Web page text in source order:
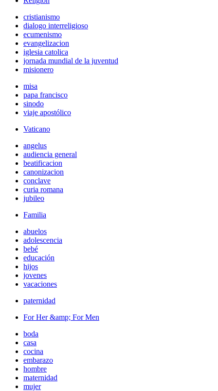
cristianismo
dialogo interreligioso
ecumenismo
evangelizacion
iglesia catolica
jornada mundial de la juventud
misionero
misa
papa francisco
sinodo
viaje apostólico
Vaticano
angelus
audiencia general
beatificacion
canonizacion
conclave
curia romana
jubileo
Familia
abuelos
adolescencia
bebé
educación
hijos
jovenes
vacaciones
paternidad
For Her &amp; For Men
boda
casa
cocina
embarazo
hombre
maternidad
mujer